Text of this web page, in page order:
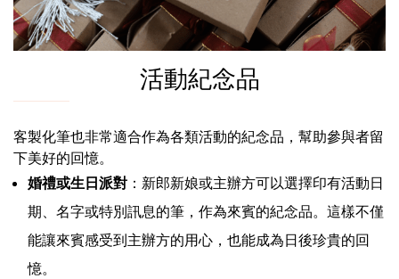
活動紀念品
客製化筆也非常適合作為各類活動的紀念品，幫助參與者留
下美好的回憶。
婚禮或生日派對 ：新郎新娘或主辦方可以選擇印有活動日
期、名字或特別訊息的筆，作為來賓的紀念品。這樣不僅
能讓來賓感受到主辦方的用心，也能成為日後珍貴的回
憶。